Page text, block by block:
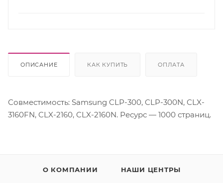
ОПИСАНИЕ КАК КУПИТЬ ОПЛАТА
Совместимость: Samsung CLP-300, CLP-300N, CLX-
3160FN, CLX-2160, CLX-2160N. Ресурс — 1000 страниц.
О КОМПАНИИ НАШИ ЦЕНТРЫ